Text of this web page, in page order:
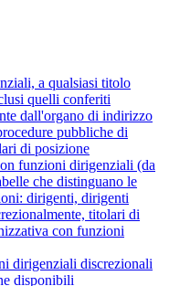
a qualsiasi titolo
quelli conferiti
dall'organo di indirizzo
pubbliche di
di posizione
funzioni dirigenziali (da
che distinguano le
dirigenti, dirigenti
titolari di
con funzioni
dirigenziali discrezionali
disponibili